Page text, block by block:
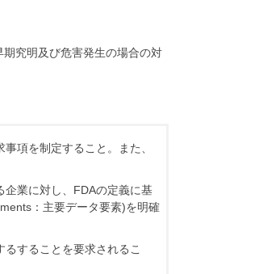
究明及び危害発生の場合の対
項を制定すること。また、
企業に対し、FDAの定義に基
：主要データ要素)を明確
することを要求されるこ